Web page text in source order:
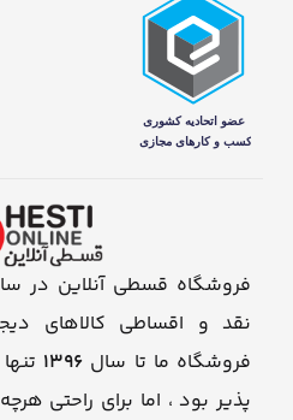
فروشگاه قسطی آنلاین در
نقد و اقساطی کالاهای
فروشگاه ما تا سال 1396
پذیر بود ، اما برای راحتی